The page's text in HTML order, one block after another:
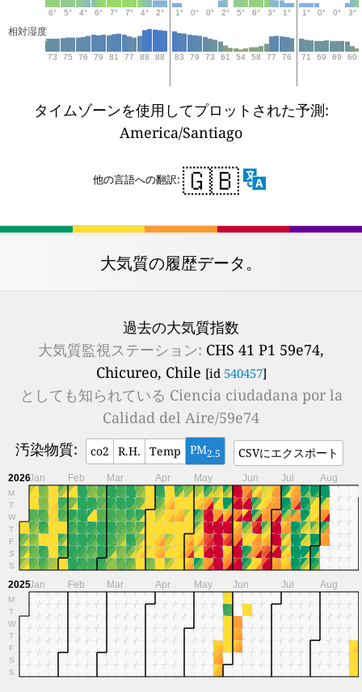
6° 5° 4° 6° 7° 7° 4° 2° 1° 0° 0° 2° 5° 6° 3° 1° 1° 0° 0° 3°
相対湿度
73 75 76 79 81 77 88 88 83 79 73 61 54 58 77 76 71 69 69 60
タイムゾーンを使用してプロットされた予測:
America/Santiago
他の言語への翻訳: 🇬🇧
大気質の履歴データ。
過去の大気質指数
大気質監視ステーション: CHS 41 P1 59e74,
Chicureo, Chile [id 540457]
としても知られている Ciencia ciudadana por la
Calidad del Aire/59e74
汚染物質:
co2 R.H. Temp PM2.5 CSVにエクスポート
2026
M
T
W
T
F
S
S
Jan Feb Mar Apr May Jun Jul Aug
2025
M
T
W
T
F
S
S
Jan Feb Mar Apr May Jun Jul Aug